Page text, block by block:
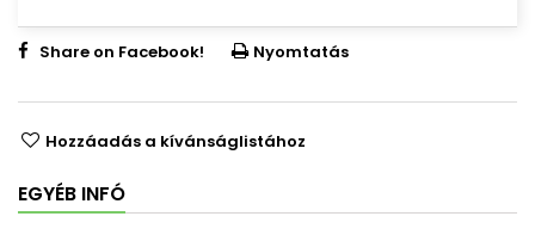
Share on Facebook! Nyomtatás
Hozzáadás a kívánságlistához
EGYÉB INFÓ